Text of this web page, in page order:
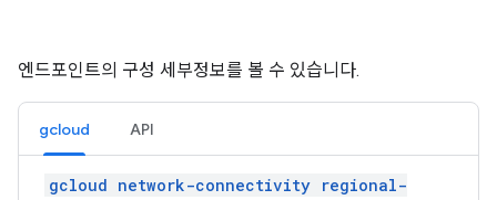
엔드포인트의 구성 세부정보를 볼 수 있습니다.
gcloud API
gcloud network-connectivity regional-